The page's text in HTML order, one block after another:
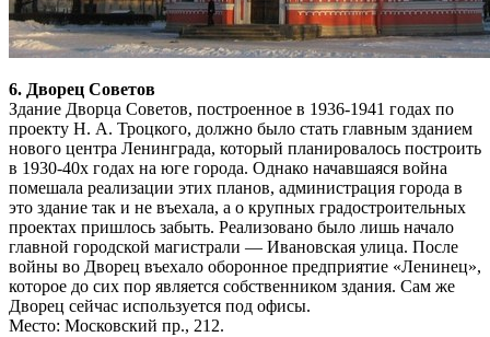
6. Дворец Советов
Здание Дворца Советов, построенное в 1936-1941 годах по
проекту Н. А. Троцкого, должно было стать главным зданием
нового центра Ленинграда, который планировалось построить
в 1930-40х годах на юге города. Однако начавшаяся война
помешала реализации этих планов, администрация города в
это здание так и не въехала, а о крупных градостроительных
проектах пришлось забыть. Реализовано было лишь начало
главной городской магистрали — Ивановская улица. После
войны во Дворец въехало оборонное предприятие «Ленинец»,
которое до сих пор является собственником здания. Сам же
Дворец сейчас используется под офисы.
Место: Московский пр., 212.